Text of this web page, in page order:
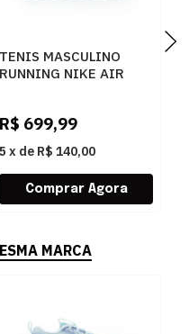
TENIS MASCULINO
RUNNING NIKE AIR
R$ 699,99
5 x de R$ 140,00
MARCA